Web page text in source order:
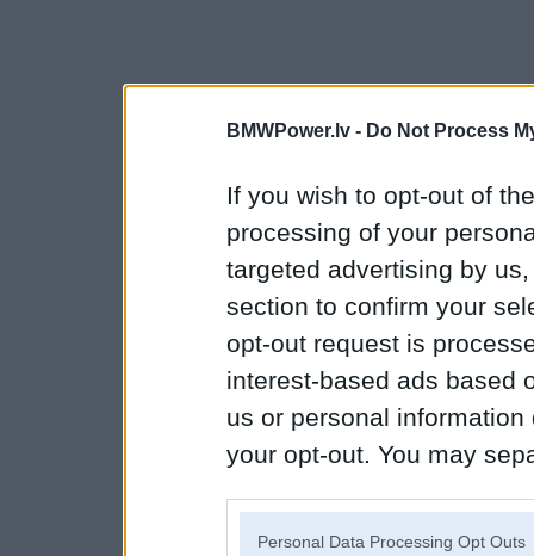
BMWPower.lv - Do Not Process
If you wish to opt-out of
processing of your
targeted advertising by
section to confirm your
opt-out request is
interest-based ads based
us or personal
your opt-out. You may
Personal Data Processing Opt Outs